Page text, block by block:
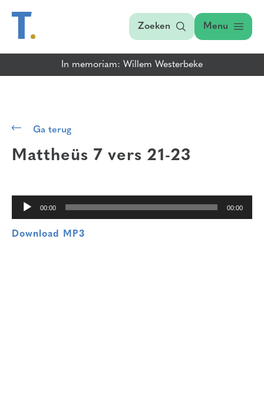
Zoeken Menu
In memoriam: Willem Westerbeke
Ga terug
Mattheüs 7 vers 21-23
00:00 00:00
Download MP3